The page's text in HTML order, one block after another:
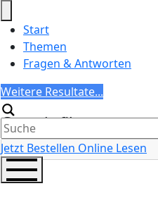
Start
Themen
Fragen & Antworten
Search
Weitere Resultate...
Generic filters
Jetzt Bestellen Online Lesen